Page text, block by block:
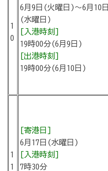
1
0
6月9日(火曜日)～6月10日
(水曜日)
[入港時刻]
19時00分(6月9日)
[出港時刻]
19時00分(6月10日)
1
1
[寄港日]
6月17日(水曜日)
[入港時刻]
7時30分